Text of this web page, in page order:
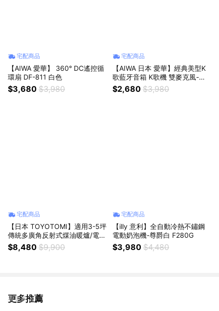
宅配商品
【AIWA 愛華】 360° DC遙控循
環扇 DF-811 白色
$3,680 $3,980
宅配商品
【AIWA 日本 愛華】經典美型K
歌藍牙音箱 K歌機 雙麥克風-淺
棕色 （AI-KBQ20）
$2,680 $3,980
宅配商品
【日本 TOYOTOMI】適用3-5坪
傳統多廣角反射式煤油暖爐/電暖
器 RS-H2924-TW 珍珠白
$8,480 $9,900
宅配商品
【illy 意利】全自動冷熱不鏽鋼
電動奶泡機-尊爵白 F280G
$3,980 $4,480
更多推薦
看更多